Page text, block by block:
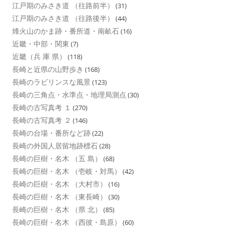
江戸期のみさき道 （往路前半） (31)
江戸期のみさき道 （往路後半） (44)
烽火山のかま跡・番所道・南畝石(16)
近畿・中部・関東 (7)
近畿（兵 庫 県） (118)
長崎と近県の山野歩き (168)
長崎のラビリンスな風景 (123)
長崎の三角点・水準点・地理局測点 (30)
長崎の古写真考 １ (270)
長崎の古写真考 ２ (146)
長崎の台場・番所など跡(22)
長崎の外国人居留地跡標石(28)
長崎の巨樹・名木 （五 島） (68)
長崎の巨樹・名木 （壱岐・対馬） (42)
長崎の巨樹・名木 （大村市） (16)
長崎の巨樹・名木 （東長崎） (30)
長崎の巨樹・名木 （県 北） (85)
長崎の巨樹・名木 （西彼・島原） (60)